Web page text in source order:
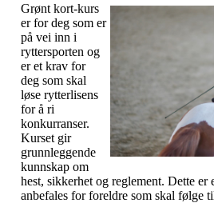
Grønt kort-kurs
er for deg som er
på vei inn i
ryttersporten og
er et krav for
deg som skal
løse rytterlisens
for å ri
konkurranser.
Kurset gir
grunnleggende
kunnskap om
hest, sikkerhet og reglement. Dette er
anbefales for foreldre som skal følge